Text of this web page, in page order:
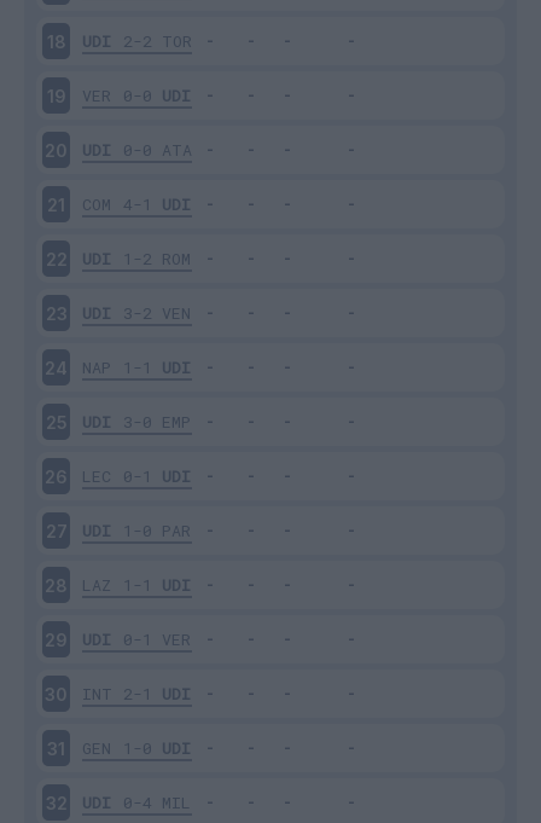
18 UDI 2-2 TOR
19 VER 0-0 UDI
20 UDI 0-0 ATA
21 COM 4-1 UDI
22 UDI 1-2 ROM
23 UDI 3-2 VEN
24 NAP 1-1 UDI
25 UDI 3-0 EMP
26 LEC 0-1 UDI
27 UDI 1-0 PAR
28 LAZ 1-1 UDI
29 UDI 0-1 VER
30 INT 2-1 UDI
31 GEN 1-0 UDI
32 UDI 0-4 MIL